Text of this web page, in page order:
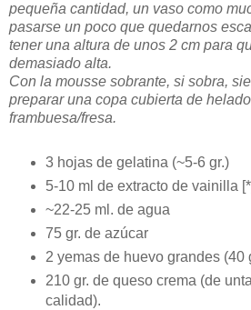
pequeña cantidad, un vaso como
pasarse un poco que quedarnos
tener una altura de unos 2 cm para
demasiado alta.
Con la mousse sobrante, si sobra,
preparar una copa cubierta de
frambuesa/fresa.
3 hojas de gelatina (~5-6 gr.)
5-10 ml de extracto de vainilla
~22-25 ml. de agua
75 gr. de azúcar
2 yemas de huevo grandes (40
210 gr. de queso crema (de
calidad).